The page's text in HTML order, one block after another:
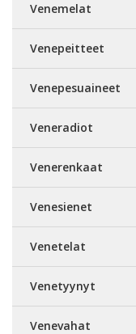
Venemelat
Venepeitteet
Venepesuaineet
Veneradiot
Venerenkaat
Venesienet
Venetelat
Venetyynyt
Venevahat